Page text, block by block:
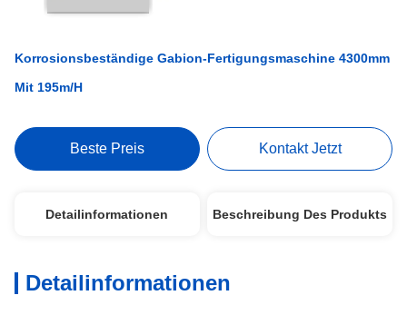
Korrosionsbeständige Gabion-Fertigungsmaschine 4300mm
Mit 195m/h
Beste Preis Kontakt Jetzt
Detailinformationen Beschreibung Des Produkts
Detailinformationen